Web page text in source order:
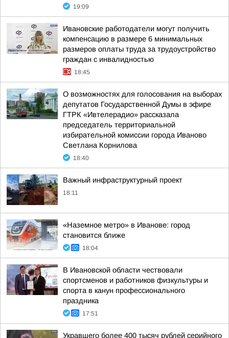
19:09
Ивановские работодатели могут получить
компенсацию в размере 6 минимальных
размеров оплаты труда за трудоустройство
граждан с инвалидностью
18:45
О возможностях для голосования на выборах
депутатов Государственной Думы в эфире
ГТРК «Ивтелерадио» рассказала
председатель территориальной
избирательной комиссии города Иваново
Светлана Корнилова
18:40
Важный инфраструктурный проект
18:11
«Наземное метро» в Иванове: город
становится ближе
18:04
В Ивановской области чествовали
спортсменов и работников физкультуры и
спорта в канун профессионального
праздника
17:51
Укравшего более 400 тысяч рублей серийного